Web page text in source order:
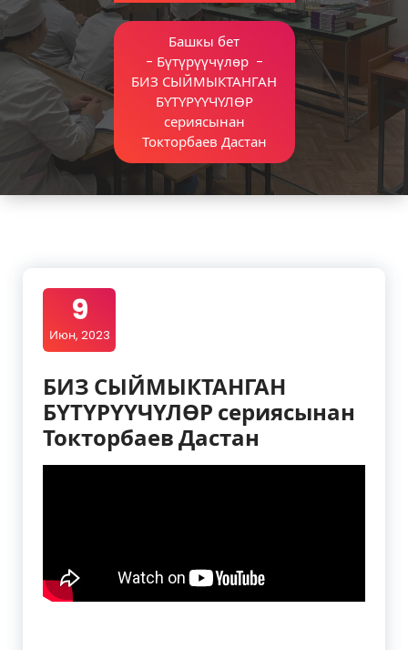
Башкы бет
- Бүтүрүүчүлөр-
БИЗ СЫЙМЫКТАНГАН
БҮТҮРҮҮЧҮЛӨР
сериясынан
Токторбаев Дастан
9
Июн, 2023
БИЗ СЫЙМЫКТАНГАН
БҮТҮРҮҮЧҮЛӨР сериясынан
Токторбаев Дастан